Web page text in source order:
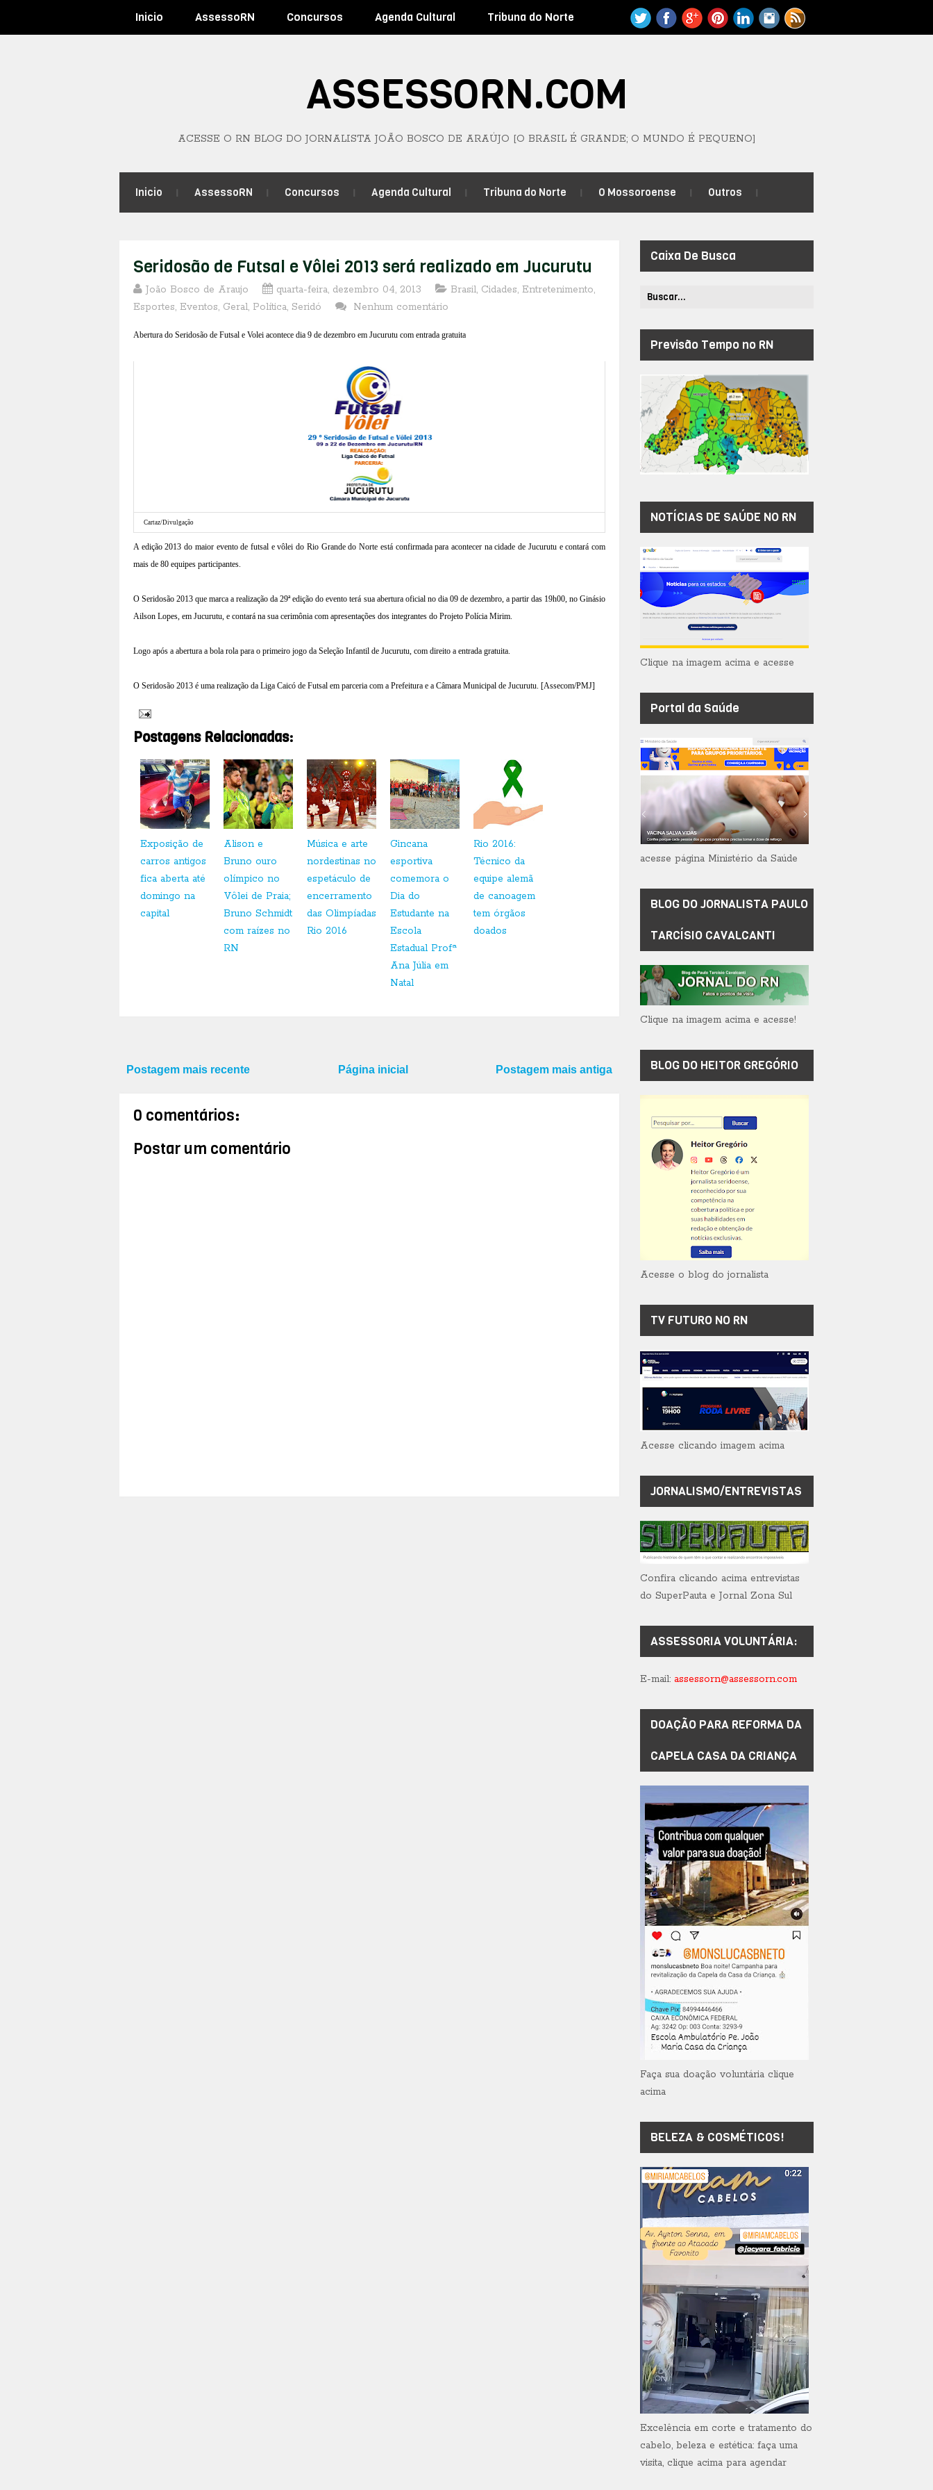
Inicio AssessoRN Concursos Agenda Cultural Tribuna do Norte
ASSESSORN.COM
ACESSE O RN BLOG DO JORNALISTA JOÃO BOSCO DE ARAÚJO [O BRASIL É GRANDE; O MUNDO É PEQUENO]
Inicio AssessoRN Concursos Agenda Cultural Tribuna do Norte O Mossoroense Outros
Seridosão de Futsal e Vôlei 2013 será realizado em Jucurutu
João Bosco de Araujo quarta-feira, dezembro 04, 2013 Brasil, Cidades, Entretenimento,
Esportes, Eventos, Geral, Política, Seridó Nenhum comentário
Abertura do Seridosão de Futsal e Volei acontece dia 9 de dezembro em Jucurutu com entrada gratuita
Cartaz/Divulgação
A edição 2013 do maior evento de futsal e vôlei do Rio Grande do Norte está confirmada para acontecer na cidade de Jucurutu e contará com
mais de 80 equipes participantes.
O Seridosão 2013 que marca a realização da 29ª edição do evento terá sua abertura oficial no dia 09 de dezembro, a partir das 19h00, no Ginásio
Ailson Lopes, em Jucurutu, e contará na sua cerimônia com apresentações dos integrantes do Projeto Polícia Mirim.
Logo após a abertura a bola rola para o primeiro jogo da Seleção Infantil de Jucurutu, com direito a entrada gratuita.
O Seridosão 2013 é uma realização da Liga Caicó de Futsal em parceria com a Prefeitura e a Câmara Municipal de Jucurutu. [Assecom/PMJ]
Postagens Relacionadas:
Exposição de
carros antigos
fica aberta até
domingo na
capital
Alison e
Bruno ouro
olímpico no
Vôlei de Praia;
Bruno Schmidt
com raízes no
RN
Música e arte
nordestinas no
espetáculo de
encerramento
das Olimpíadas
Rio 2016
Gincana
esportiva
comemora o
Dia do
Estudante na
Escola
Estadual Profª
Ana Júlia em
Natal
Rio 2016:
Técnico da
equipe alemã
de canoagem
tem órgãos
doados
Postagem mais recente Postagem mais antiga
Página inicial
0 comentários:
Postar um comentário
Caixa De Busca
Previsão Tempo no RN
NOTÍCIAS DE SAÚDE NO RN
Clique na imagem acima e acesse
Portal da Saúde
acesse página Ministério da Saúde
BLOG DO JORNALISTA PAULO
TARCÍSIO CAVALCANTI
Clique na imagem acima e acesse!
BLOG DO HEITOR GREGÓRIO
Acesse o blog do jornalista
TV FUTURO NO RN
Acesse clicando imagem acima
JORNALISMO/ENTREVISTAS
Confira clicando acima entrevistas
do SuperPauta e Jornal Zona Sul
ASSESSORIA VOLUNTÁRIA:
E-mail: assessorn@assessorn.com
DOAÇÃO PARA REFORMA DA
CAPELA CASA DA CRIANÇA
Faça sua doação voluntária clique
acima
BELEZA & COSMÉTICOS!
Excelência em corte e tratamento do
cabelo, beleza e estética: faça uma
visita, clique acima para agendar